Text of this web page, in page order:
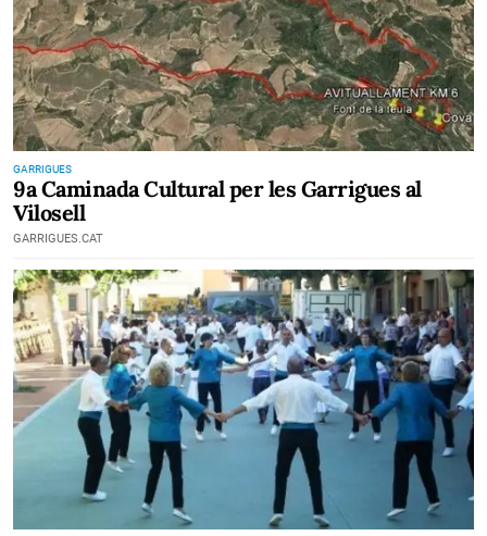
GARRIGUES
9a Caminada Cultural per les Garrigues al
Vilosell
GARRIGUES.CAT